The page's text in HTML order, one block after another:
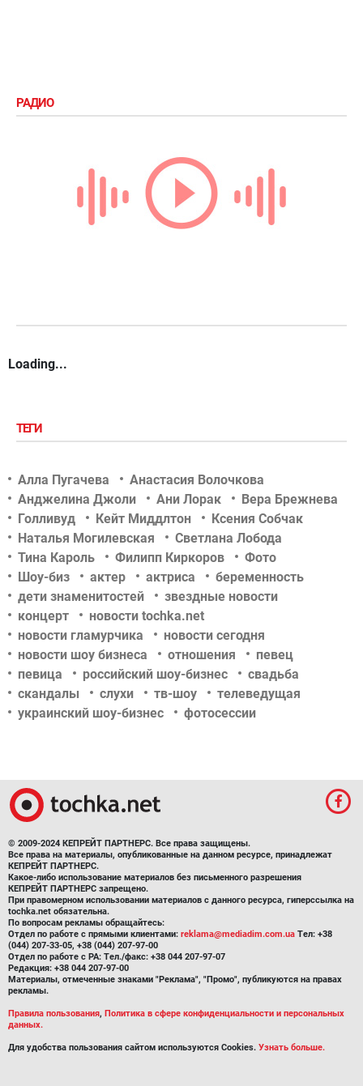
РАДИО
Loading...
ТЕГИ
Алла Пугачева
Анастасия Волочкова
Анджелина Джоли
Ани Лорак
Вера Брежнева
Голливуд
Кейт Миддлтон
Ксения Собчак
Наталья Могилевская
Светлана Лобода
Тина Кароль
Филипп Киркоров
Фото
Шоу-биз
актер актриса
беременность
дети знаменитостей
звездные новости
концерт
новости tochka.net
новости гламурчика
новости сегодня
новости шоу бизнеса
отношения
певец
певица
российский шоу-бизнес
свадьба
скандалы
слухи тв-шоу
телеведущая
украинский шоу-бизнес
фотосессии
© 2009-2024 КЕПРЕЙТ ПАРТНЕРС. Все права защищены.
Все права на материалы, опубликованные на данном ресурсе, принадлежат
КЕПРЕЙТ ПАРТНЕРС.
Какое-либо использование материалов без письменного разрешения
КЕПРЕЙТ ПАРТНЕРС запрещено.
При правомерном использовании материалов с данного ресурса, гиперссылка на
tochka.net обязательна.
По вопросам рекламы обращайтесь:
Отдел по работе с прямыми клиентами: reklama@mediadim.com.ua Тел: +38
(044) 207-33-05, +38 (044) 207-97-00
Отдел по работе с РА: Тел./факс: +38 044 207-97-07
Редакция: +38 044 207-97-00
Материалы, отмеченные знаками "Реклама", "Промо", публикуются на правах
рекламы.
Правила пользования, Политика в сфере конфиденциальности и персональных
данных.
Для удобства пользования сайтом используются Cookies. Узнать больше.